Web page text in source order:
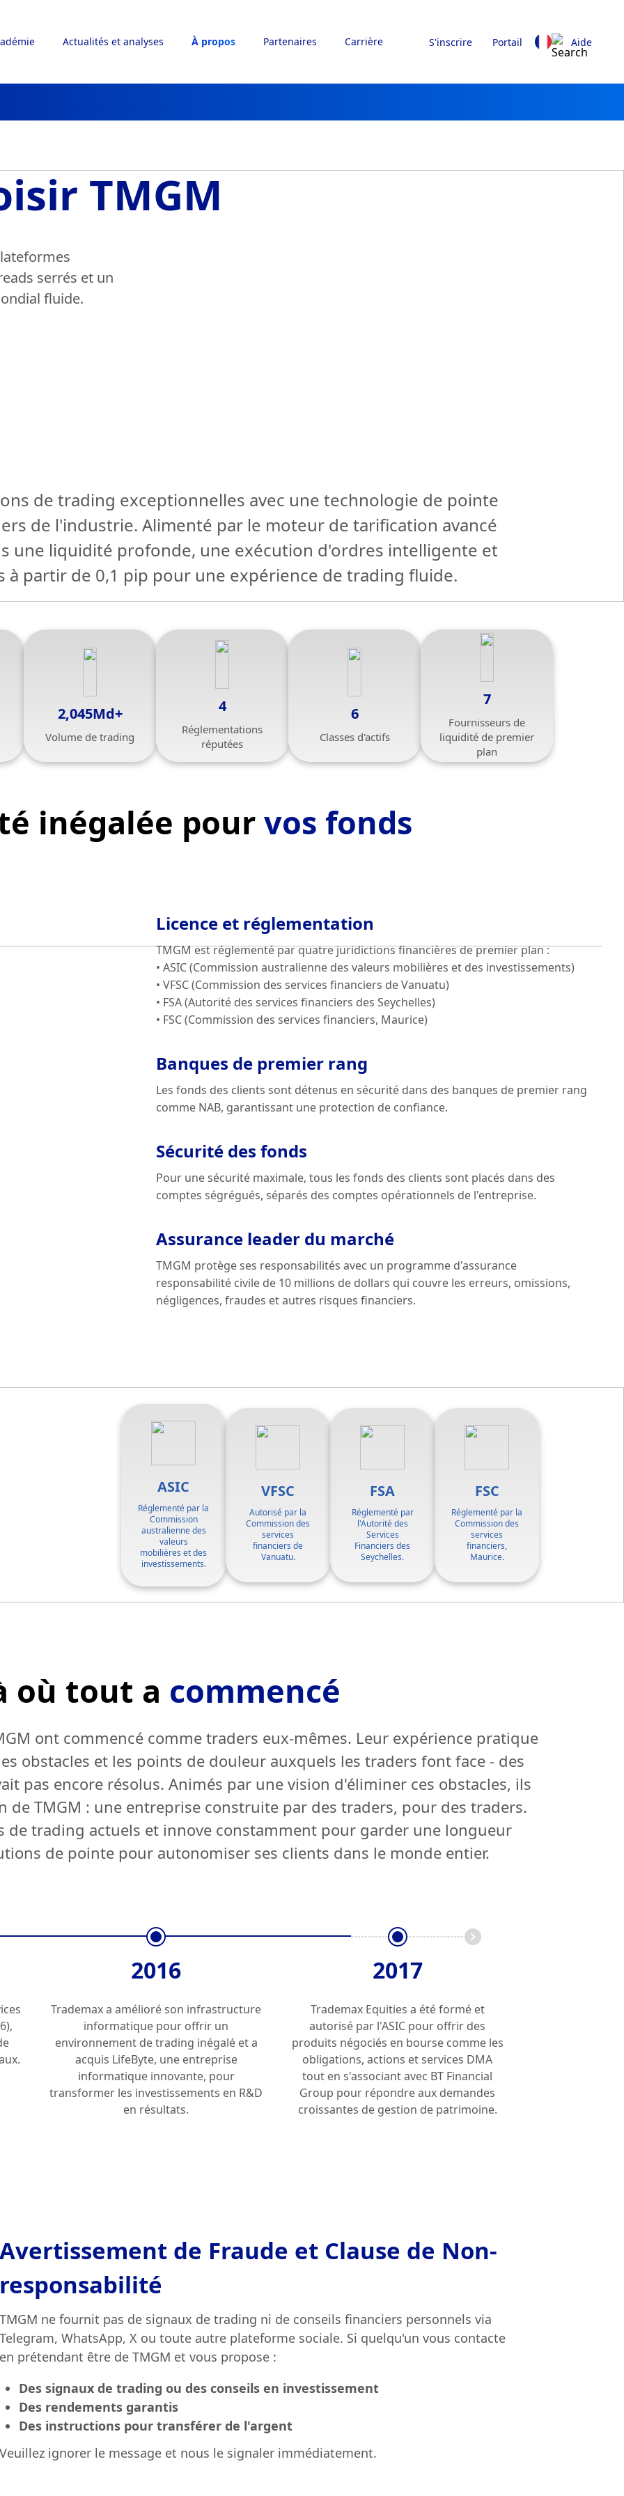
Actualités et analyses À propos Partenaires Carrière S'inscrire Portail Aide
TMGM
serrés et un
fluide.
de trading exceptionnelles avec une technologie de pointe
de l'industrie. Alimenté par le moteur de tarification avancé
une liquidité profonde, une exécution d'ordres intelligente et
à partir de 0,1 pip pour une expérience de trading fluide.
2,045Md+
Volume de trading
4
Réglementations
réputées
6
Classes d'actifs
7
Fournisseurs de
liquidité de premier
plan
inégalée pourvos fonds
Licence et réglementation
TMGM est réglementé par quatre juridictions financières de premier plan :
• ASIC (Commission australienne des valeurs mobilières et des investissements)
• VFSC (Commission des services financiers de Vanuatu)
• FSA (Autorité des services financiers des Seychelles)
• FSC (Commission des services financiers, Maurice)
Banques de premier rang
Les fonds des clients sont détenus en sécurité dans des banques de premier rang
comme NAB, garantissant une protection de confiance.
Sécurité des fonds
Pour une sécurité maximale, tous les fonds des clients sont placés dans des
comptes ségrégués, séparés des comptes opérationnels de l'entreprise.
Assurance leader du marché
TMGM protège ses responsabilités avec un programme d'assurance
responsabilité civile de 10 millions de dollars qui couvre les erreurs, omissions,
négligences, fraudes et autres risques financiers.
ASIC
Réglementé par la
Commission
australienne des
valeurs
mobilières et des
investissements.
VFSC
Autorisé par la
Commission des
services
financiers de
Vanuatu.
FSA
Réglementé par
l'Autorité des
Services
Financiers des
Seychelles.
FSC
Réglementé par la
Commission des
services
financiers,
Maurice.
où tout a commencé
ont commencé comme traders eux-mêmes. Leur expérience pratique
obstacles et les points de douleur auxquels les traders font face - des
pas encore résolus. Animés par une vision d'éliminer ces obstacles, ils
de TMGM : une entreprise construite par des traders, pour des traders.
de trading actuels et innove constamment pour garder une longueur
de pointe pour autonomiser ses clients dans le monde entier.
2016
Trademax a amélioré son infrastructure
informatique pour offrir un
environnement de trading inégalé et a
acquis LifeByte, une entreprise
informatique innovante, pour
transformer les investissements en R&D
en résultats.
2017
Trademax Equities a été formé et
autorisé par l'ASIC pour offrir des
produits négociés en bourse comme les
obligations, actions et services DMA
tout en s'associant avec BT Financial
Group pour répondre aux demandes
croissantes de gestion de patrimoine.
Avertissement de Fraude et Clause de Non-
responsabilité
TMGM ne fournit pas de signaux de trading ni de conseils financiers personnels via
Telegram, WhatsApp, X ou toute autre plateforme sociale. Si quelqu'un vous contacte
en prétendant être de TMGM et vous propose :
Des signaux de trading ou des conseils en investissement
Des rendements garantis
Des instructions pour transférer de l'argent
Veuillez ignorer le message et nous le signaler immédiatement.